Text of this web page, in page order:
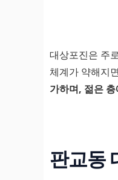
대상포진은 주
체계가 약해지
가하며, 젊은
판교동